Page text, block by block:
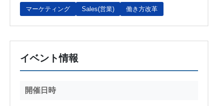
マーケティング Sales(営業) 働き方改革
イベント情報
開催日時